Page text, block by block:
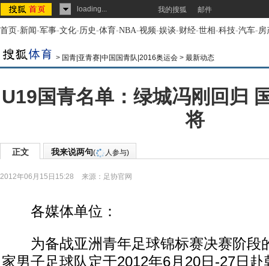
loading... 我的搜狐 邮件
首页-新闻-军事-文化-历史-体育-NBA-视频-娱谈-财经-世相-科技-汽车-房
> 国青|亚青赛|中国国青队|2016奥运会 > 最新动态
U19国青名单：绿城冯刚回归
将
正文 我来说两句( 人参与)
2012年06月15日15:28 来源： 足协官网
各媒体单位：
为备战亚洲青年足球锦标赛决赛阶段
家男子足球队定于2012年6月20日-27日